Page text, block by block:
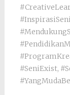
#SeniExist,